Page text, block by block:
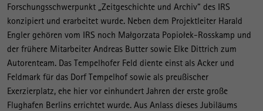
Forschungsschwerpunkt „Zeitgeschichte und Archiv“ des IRS
konzipiert und erarbeitet wurde. Neben dem Projektleiter Harald
Engler gehören vom IRS noch Małgorzata Popiołek-Rosskamp und
der frühere Mitarbeiter Andreas Butter sowie Elke Dittrich zum
Autorenteam. Das Tempelhofer Feld diente einst als Acker und
Feldmark für das Dorf Tempelhof sowie als preußischer
Exerzierplatz, ehe hier vor einhundert Jahren der erste große
Flughafen Berlins errichtet wurde. Aus Anlass dieses Jubiläums